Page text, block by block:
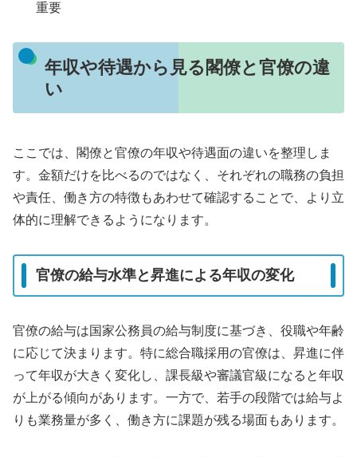
重要
年収や待遇から見る閣僚と官僚の違
い
ここでは、閣僚と官僚の年収や待遇面の違いを整理しま
す。金額だけを比べるのではなく、それぞれの職務の負担
や責任、働き方の特徴もあわせて確認することで、より立
体的に理解できるようになります。
官僚の給与水準と昇進による年収の変化
官僚の給与は国家公務員の給与制度に基づき、役職や年齢
に応じて決まります。特に総合職採用の官僚は、昇進に伴
って年収が大きく変化し、課長級や審議官級になると年収
が上がる傾向があります。一方で、若手の段階では給与よ
りも業務量が多く、働き方に課題が残る場面もあります。